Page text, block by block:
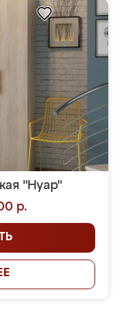
"Нуар"
р.